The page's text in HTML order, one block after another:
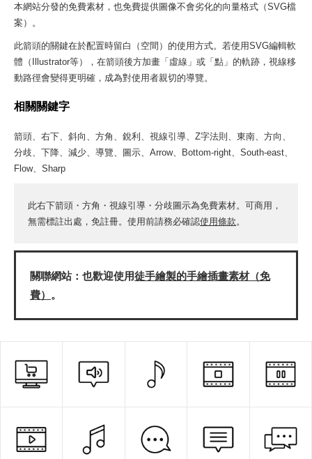
本網站分發的免費素材，也免費提供圖像不會劣化的向量格式（SVG檔
案）。
此箭頭的關鍵在於配置時留白（空間）的使用方式。若使用SVG編輯軟
體（Illustrator等），在箭頭後方加畫「虛線」或「點」的軌跡，視線移
動路徑會變得更明確，成為對使用者親切的導覽。
相關關鍵字
箭頭、右下、斜向、方角、銳利、視線引導、Z字法則、東南、方向、
分歧、下降、減少、導覽、圖示、Arrow、Bottom-right、South-east、
Flow、Sharp
此右下箭頭・方角・視線引導・分歧圖示為免費素材。可商用，
無需標註出處，免註冊。使用前請務必確認使用條款。
關聯網站：也歡迎使用徒手繪製的手繪插畫素材（免
費） 。